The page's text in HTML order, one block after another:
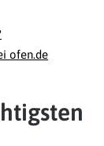
ofen.de